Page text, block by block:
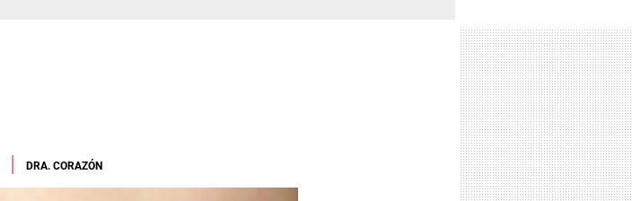
DRA. CORAZÓN